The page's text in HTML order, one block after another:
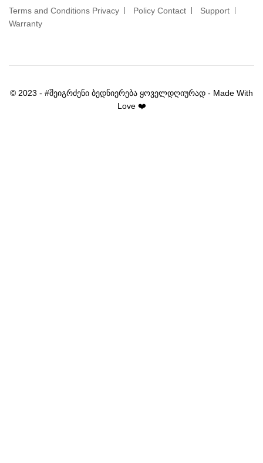
Terms and Conditions Privacy Policy Contact
Support
Warranty
© 2023 - #შეიგრძენი ბედნიერება ყოველდღიურად - Made With
Love ❤️